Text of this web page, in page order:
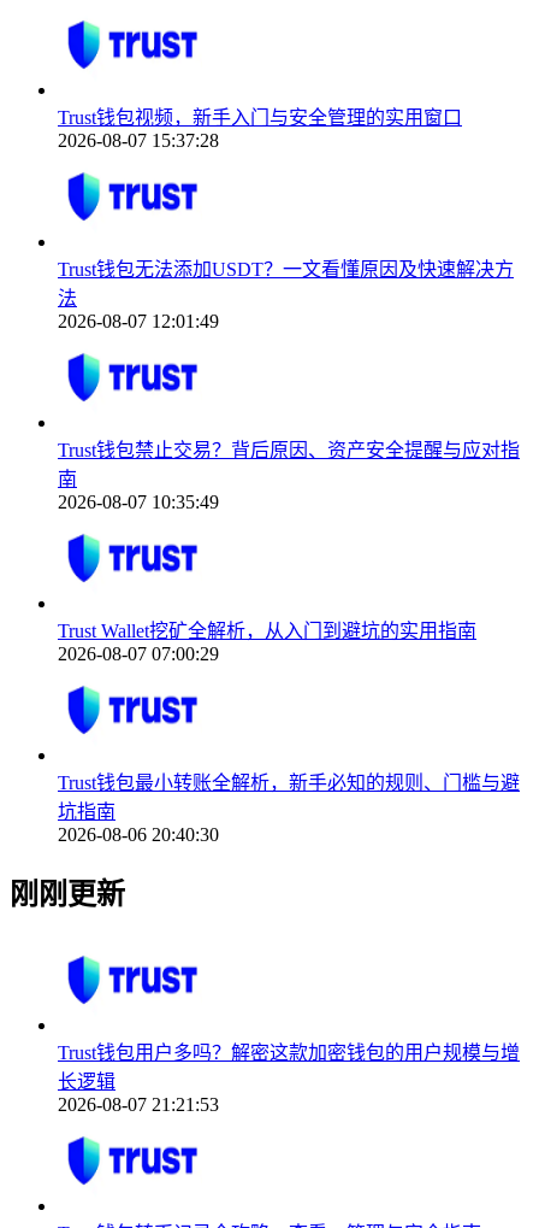
Trust钱包视频，新手入门与安全管理的实用窗口
2026-08-07 15:37:28
Trust钱包无法添加USDT？一文看懂原因及快速解决方
法
2026-08-07 12:01:49
Trust钱包禁止交易？背后原因、资产安全提醒与应对指
南
2026-08-07 10:35:49
Trust Wallet挖矿全解析，从入门到避坑的实用指南
2026-08-07 07:00:29
Trust钱包最小转账全解析，新手必知的规则、门槛与避
坑指南
2026-08-06 20:40:30
刚刚更新
Trust钱包用户多吗？解密这款加密钱包的用户规模与增
长逻辑
2026-08-07 21:21:53